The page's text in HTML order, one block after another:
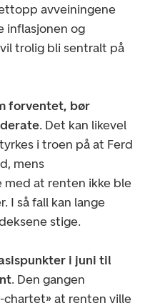
avveiningene
inflasjonen og
trolig bli sentralt på
forventet, bør
. Det kan likevel
i troen på at Ferd
mens
med at renten ikke ble
I så fall kan lange
stige.
i juni til
. Den gangen
at renten ville